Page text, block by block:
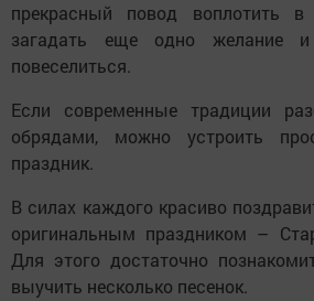
прекрасный повод воплотить
загадать еще одно желание
повеселиться.
Если современные традиции
обрядами, можно устроить
праздник.
В силах каждого красиво
оригинальным праздником –
Для этого достаточно
выучить несколько песенок.